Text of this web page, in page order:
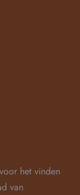
het vinden
van